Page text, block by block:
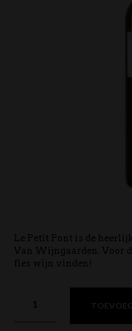
Le Petit Pont is de
Van Wijngaarden. Voor
fles wijn vinden!